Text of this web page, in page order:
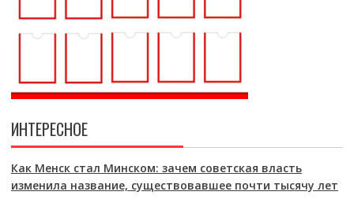
ИНТЕРЕСНОЕ
Как Менск стал Минском: зачем советская власть
изменила название, существовавшее почти тысячу лет